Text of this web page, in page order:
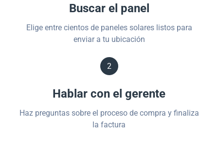
Buscar el panel
Elige entre cientos de paneles solares listos para
enviar a tu ubicación
2
Hablar con el gerente
Haz preguntas sobre el proceso de compra y finaliza
la factura